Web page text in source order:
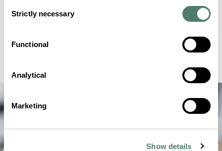
Selection
Strictly necessary
Functional
Analytical
Marketing
Show details